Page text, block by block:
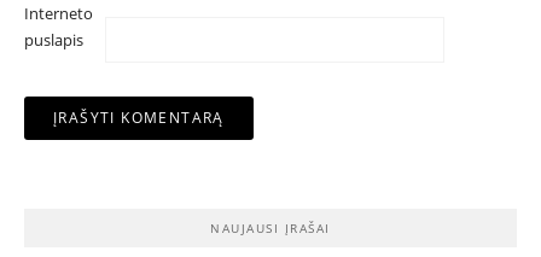
Interneto
puslapis
NAUJAUSI ĮRAŠAI